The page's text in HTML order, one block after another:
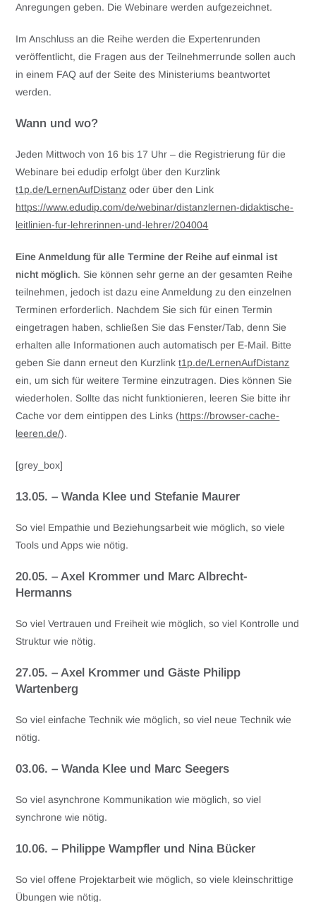
Anregungen geben. Die Webinare werden aufgezeichnet.
Im Anschluss an die Reihe werden die Expertenrunden
veröffentlicht, die Fragen aus der Teilnehmerrunde sollen auch
in einem FAQ auf der Seite des Ministeriums beantwortet
werden.
Wann und wo?
Jeden Mittwoch von 16 bis 17 Uhr – die Registrierung für die
Webinare bei edudip erfolgt über den Kurzlink
t1p.de/LernenAufDistanz oder über den Link
https://www.edudip.com/de/webinar/distanzlernen-didaktische-
leitlinien-fur-lehrerinnen-und-lehrer/204004
Eine Anmeldung für alle Termine der Reihe auf einmal ist
nicht möglich. Sie können sehr gerne an der gesamten Reihe
teilnehmen, jedoch ist dazu eine Anmeldung zu den einzelnen
Terminen erforderlich. Nachdem Sie sich für einen Termin
eingetragen haben, schließen Sie das Fenster/Tab, denn Sie
erhalten alle Informationen auch automatisch per E-Mail. Bitte
geben Sie dann erneut den Kurzlinkt1p.de/LernenAufDistanz
ein, um sich für weitere Termine einzutragen. Dies können Sie
wiederholen. Sollte das nicht funktionieren, leeren Sie bitte ihr
Cache vor dem eintippen des Links (https://browser-cache-
leeren.de/).
[grey_box]
13.05. – Wanda Klee und Stefanie Maurer
So viel Empathie und Beziehungsarbeit wie möglich, so viele
Tools und Apps wie nötig.
20.05. – Axel Krommer und Marc Albrecht-
Hermanns
So viel Vertrauen und Freiheit wie möglich, so viel Kontrolle und
Struktur wie nötig.
27.05. – Axel Krommer und Gäste Philipp
Wartenberg
So viel einfache Technik wie möglich, so viel neue Technik wie
nötig.
03.06. – Wanda Klee und Marc Seegers
So viel asynchrone Kommunikation wie möglich, so viel
synchrone wie nötig.
10.06. – Philippe Wampfler und Nina Bücker
So viel offene Projektarbeit wie möglich, so viele kleinschrittige
Übungen wie nötig.